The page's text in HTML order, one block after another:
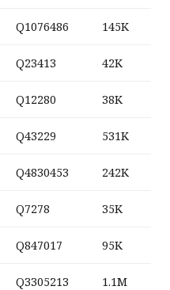
Q1076486 145K
Q23413 42K
Q12280 38K
Q43229 531K
Q4830453 242K
Q7278 35K
Q847017 95K
Q3305213 1.1M